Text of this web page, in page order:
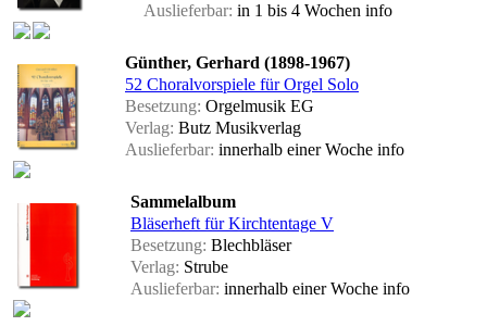
Auslieferbar: in 1 bis 4 Wochen info
Günther, Gerhard (1898-1967)
52 Choralvorspiele für Orgel Solo
Besetzung: Orgelmusik EG
Verlag: Butz Musikverlag
Auslieferbar: innerhalb einer Woche info
Sammelalbum
Bläserheft für Kirchtentage V
Besetzung: Blechbläser
Verlag: Strube
Auslieferbar: innerhalb einer Woche info